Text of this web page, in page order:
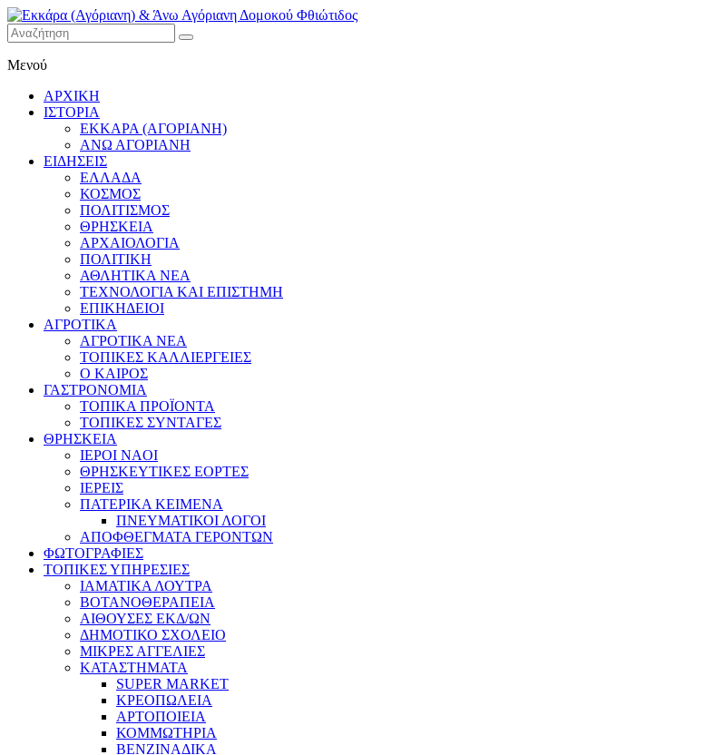
Εκκάρα
(Αγόριανη)
& Άνω
Αγόριανη
Δομοκού
Φθιώτιδος
Μενού
ΑΡΧΙΚΗ
ΙΣΤΟΡΙΑ
ΕΚΚΑΡΑ (ΑΓΟΡΙΑΝΗ)
ΑΝΩ ΑΓΟΡΙΑΝΗ
ΕΙΔΗΣΕΙΣ
ΕΛΛΑΔΑ
ΚΟΣΜΟΣ
ΠΟΛΙΤΙΣΜΟΣ
ΘΡΗΣΚΕΙΑ
ΑΡΧΑΙΟΛΟΓΙΑ
ΠΟΛΙΤΙΚΗ
ΑΘΛΗΤΙΚΑ ΝΕΑ
ΤΕΧΝΟΛΟΓΙΑ ΚΑΙ ΕΠΙΣΤΗΜΗ
ΕΠΙΚΗΔΕΙΟΙ
ΑΓΡΟΤΙΚΑ
ΑΓΡΟΤΙΚΑ ΝΕΑ
ΤΟΠΙΚΕΣ ΚΑΛΛΙΕΡΓΕΙΕΣ
Ο ΚΑΙΡΟΣ
ΓΑΣΤΡΟΝΟΜΙΑ
ΤΟΠΙΚΑ ΠΡΟΪΟΝΤΑ
ΤΟΠΙΚΕΣ ΣΥΝΤΑΓΕΣ
ΘΡΗΣΚΕΙΑ
IEPOI NAOI
ΘΡΗΣΚΕΥΤΙΚΕΣ ΕΟΡΤΕΣ
ΙΕΡΕΙΣ
ΠΑΤΕΡΙΚΑ ΚΕΙΜΕΝΑ
ΠΝΕΥΜΑΤΙΚΟΙ ΛΟΓΟΙ
ΑΠΟΦΘΕΓΜΑΤΑ ΓΕΡΟΝΤΩΝ
ΦΩΤΟΓΡΑΦΙΕΣ
ΤΟΠΙΚΕΣ ΥΠΗΡΕΣΙΕΣ
ΙΑΜΑΤΙΚΑ ΛΟΥΤΡΑ
ΒΟΤΑΝΟΘΕΡΑΠΕΙΑ
ΑΙΘΟΥΣΕΣ ΕΚΔ/ΩΝ
ΔΗΜΟΤΙΚΟ ΣΧΟΛΕΙΟ
ΜΙΚΡΕΣ ΑΓΓΕΛΙΕΣ
ΚΑΤΑΣΤΗΜΑΤΑ
SUPER MARKET
ΚΡΕΟΠΩΛΕΙΑ
ΑΡΤΟΠΟΙΕΙΑ
ΚΟΜΜΩΤΗΡΙΑ
ΒΕΝΖΙΝΑΔΙΚΑ